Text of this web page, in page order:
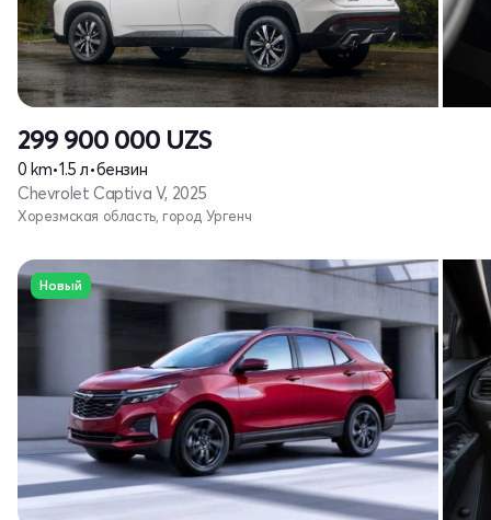
299 900 000 UZS
0 km•1.5 л•бензин
Chevrolet Captiva V, 2025
Хорезмская область, город Ургенч
Новый